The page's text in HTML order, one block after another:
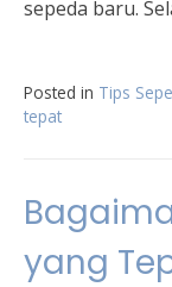
sepeda baru.
Posted in Tips
tepat
yang